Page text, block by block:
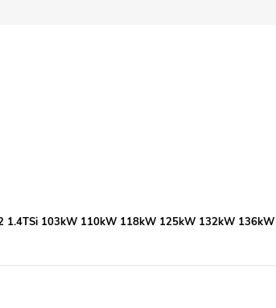
1.4TSi 103kW 110kW 118kW 125kW 132kW 136kW